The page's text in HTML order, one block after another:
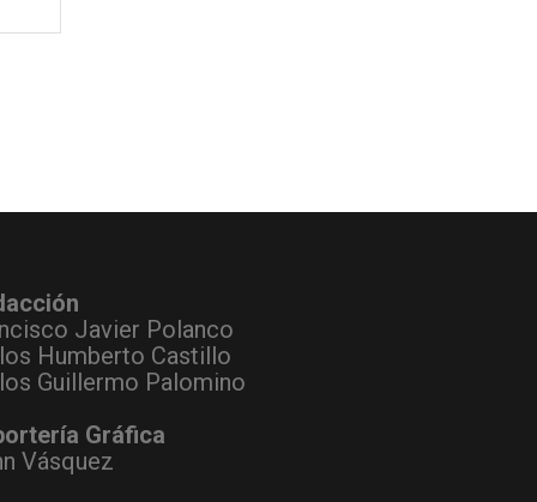
Javier Polanco
Humberto Castillo
Guillermo Palomino
Gráfica
Vásquez